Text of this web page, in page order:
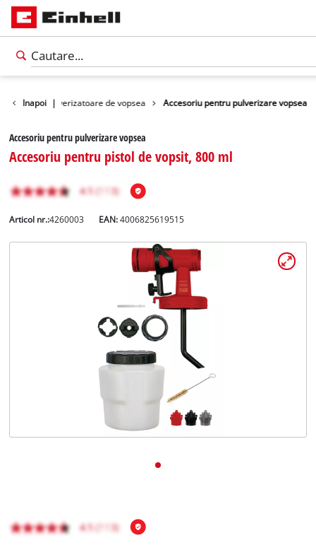
Inapoi |
pentru pulverizatoare de vopsea Accesoriu pentru pulverizare vopsea
Accesoriu pentru pulverizare vopsea
Accesoriu pentru pistol de vopsit, 800 ml
Articol nr.:4260003 EAN:4006825619515